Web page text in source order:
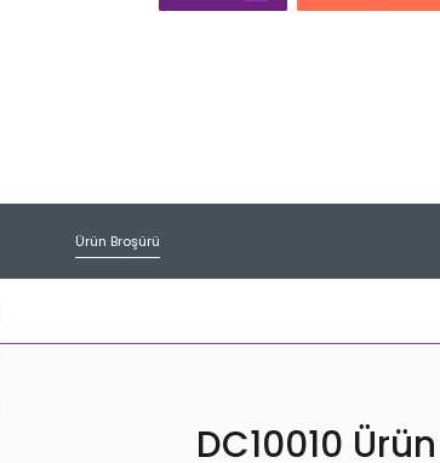
Ürün Broşürü
DC10010